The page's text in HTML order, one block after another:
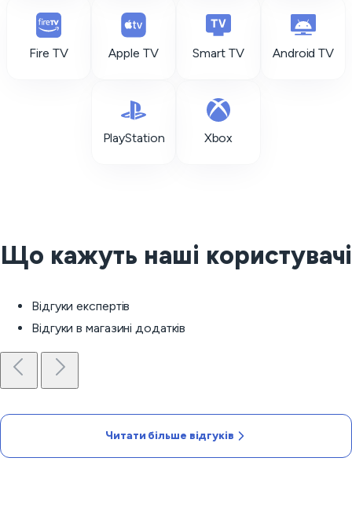
Fire TV Apple TV Smart TV Android TV
PlayStation Xbox
Що кажуть наші користувачі
Відгуки експертів
Відгуки в магазині додатків
Читати більше відгуків